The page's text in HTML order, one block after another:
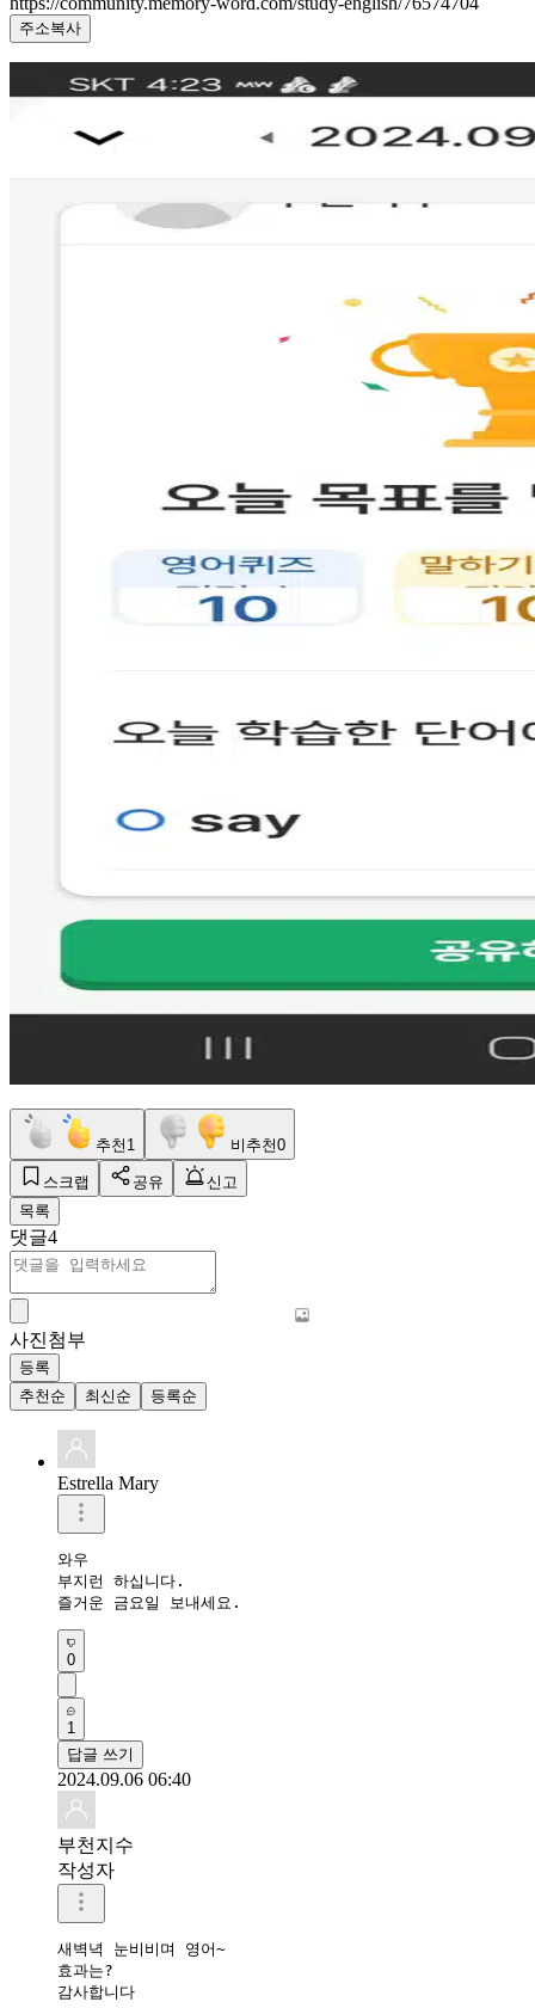
주소복사
추천 1 비추천0
스크랩 공유
신고
목록
댓글4
사진첨부
등록
추천순
최신순 등록순
Estrella Mary
와우
부지런 하십니다.
즐거운 금요일 보내세요.
0
1
답글 쓰기
2024.09.06 06:40
부천지수
작성자
새벽녁 눈비비며 영어~
효과는?
감사합니다